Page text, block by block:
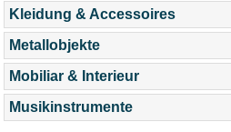
Kleidung & Accessoires
Metallobjekte
Mobiliar & Interieur
Musikinstrumente